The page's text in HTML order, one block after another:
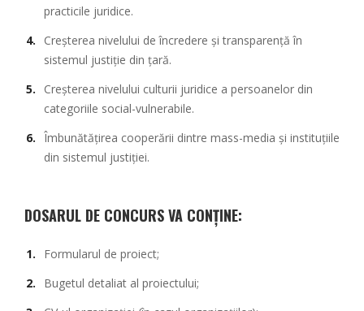
practicile juridice.
Creșterea nivelului de încredere și transparență în
sistemul justiție din țară.
Creșterea nivelului culturii juridice a persoanelor din
categoriile social-vulnerabile.
Îmbunătățirea cooperării dintre mass-media și instituțiile
din sistemul justiției.
DOSARUL DE CONCURS VA CONȚINE:
Formularul de proiect;
Bugetul detaliat al proiectului;